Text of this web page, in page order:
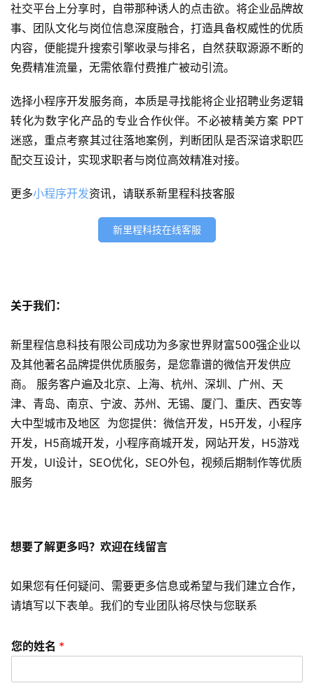
网
站
开
发
s
e
o
优
A
P
开
发
短
视
频
资
见
问
题
联
社交平台上分享时，自带那种诱人的点击欲。将企业品牌故
事、团队文化与岗位信息深度融合，打造具备权威性的优质
内容，便能提升搜索引擎收录与排名，自然获取源源不断的
免费精准流量，无需依靠付费推广被动引流。
选择小程序开发服务商，本质是寻找能将企业招聘业务逻辑
转化为数字化产品的专业合作伙伴。不必被精美方案 PPT
迷惑，重点考察其过往落地案例，判断团队是否深谙求职匹
配交互设计，实现求职者与岗位高效精准对接。
更多小程序开发资讯，请联系新里程科技客服
新里程科技在线客服
关于我们：
新里程信息科技有限公司成功为多家世界财富500强企业以
及其他著名品牌提供优质服务，是您靠谱的微信开发供应
商。 服务客户遍及北京、上海、杭州、深圳、广州、天
津、青岛、南京、宁波、苏州、无锡、厦门、重庆、西安等
大中型城市及地区 为您提供：微信开发，H5开发，小程序
开发，H5商城开发，小程序商城开发，网站开发，H5游戏
开发，UI设计，SEO优化，SEO外包，视频后期制作等优质
服务
想要了解更多吗？欢迎在线留言
如果您有任何疑问、需要更多信息或希望与我们建立合作，
请填写以下表单。我们的专业团队将尽快与您联系
您的姓名 *